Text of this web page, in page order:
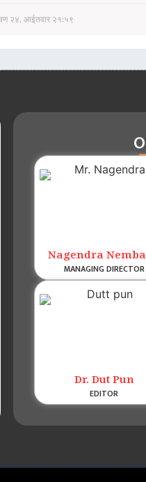
२४, आईतवार २१:५९
Nagendra
MANAGING DIRECTOR
Dr. Dut Pun
EDITOR